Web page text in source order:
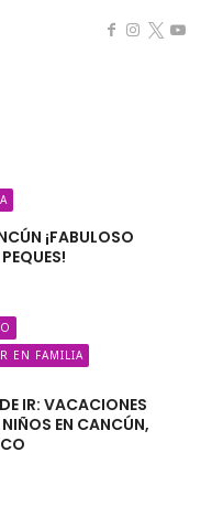
¡FABULOSO
EN FAMILIA
IR: VACACIONES
EN CANCÚN,